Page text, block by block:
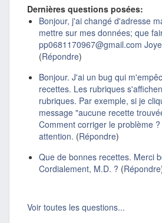
Dernières questions posées:
Bonjour, j'ai changé d'adresse
mettre sur mes données; que
pp0681170967@gmail.com
(Répondre)
Bonjour. J'ai un bug qui
recettes. Les rubriques
rubriques. Par exemple, si je
message "aucune recette
Comment corriger le problème
attention. (Répondre)
Que de bonnes recettes. Merci
Cordialement, M.D. ? (Répondre
Voir toutes les questions...